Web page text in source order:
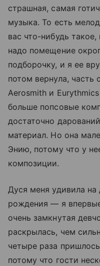
страшная, самая
музыка. То есть
вас что-нибудь
надо помещение
подборочку, и я ее
потом вернула, часть
Aerosmith и
больше попсовые
достаточно
материал. Но она
Энию, потому что у
композиции.
Дуся меня удивила на
рождения — я
очень замкнутая
раскрылась, чем
четыре раза
потому что гости